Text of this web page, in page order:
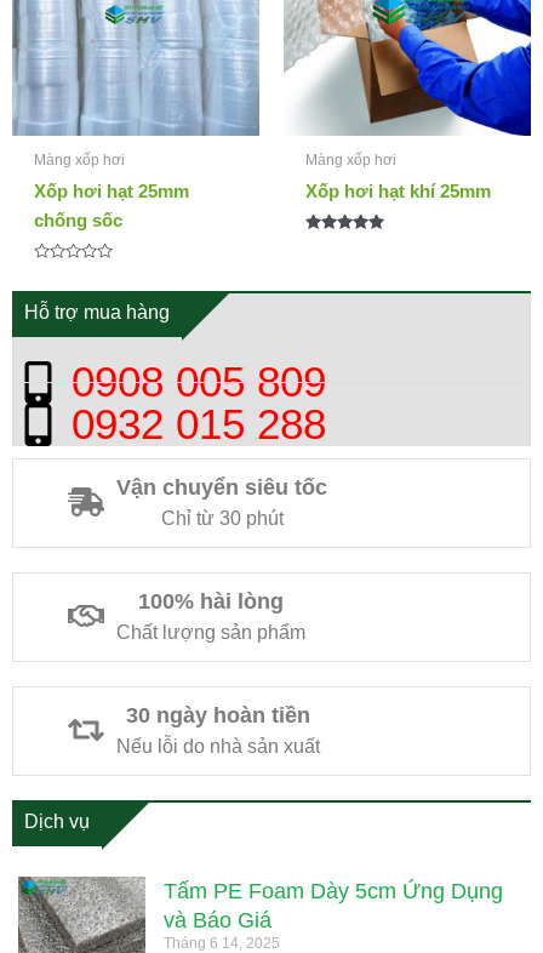
Hỗ trợ mua hàng
0908 005 809
0932 015 288
Vận chuyển siêu tốc
Chỉ từ 30 phút
100% hài lòng
Chất lượng sản phẩm
30 ngày hoàn tiền
Nếu lỗi do nhà sản xuất
Dịch vụ
Tấm PE Foam Dày 5cm Ứng Dụng
và Báo Giá
Tháng 6 14, 2025
Màng xốp hơi
Xốp hơi hạt 25mm
chống sốc
xếp
hạng
0
Màng xốp hơi
Xốp hơi hạt khí 25mm
5 sao